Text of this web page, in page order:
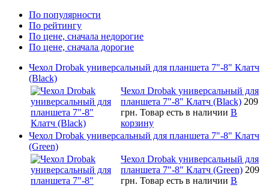
По популярности
По рейтингу
По цене, сначала недорогие
По цене, сначала дорогие
Чехол Drobak универсальный для планшета 7"-8" Клатч
(Black)
Чехол Drobak универсальный для
планшета 7"-8" Клатч (Black) 209
грн. Товар есть в наличии В
корзину
Чехол Drobak универсальный для планшета 7"-8" Клатч
(Green)
Чехол Drobak универсальный для
планшета 7"-8" Клатч (Green) 209
грн. Товар есть в наличии В